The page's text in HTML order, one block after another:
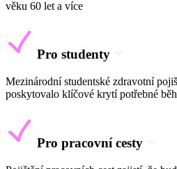
věku 60 let a více
Pro studenty
Mezinárodní studentské zdravotní
poskytovalo klíčové krytí potřebné
Pro pracovní cesty